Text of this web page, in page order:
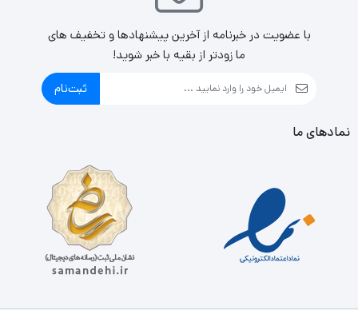
با عضویت در خبرنامه از آخرین پیشنهادها و تخفیف های
ما زودتر از بقیه با خبر شوید!
ثبت‌نام
نمادهای ما